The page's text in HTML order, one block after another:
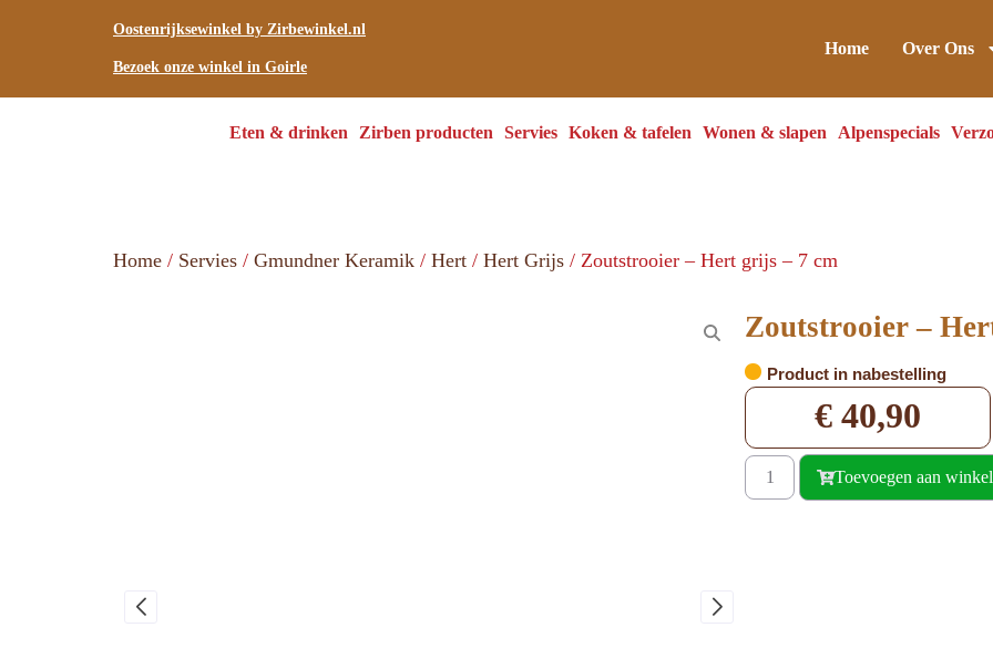
Oostenrijksewinkel by Zirbewinkel.nl
Bezoek onze winkel in Goirle
Home Over Ons
Eten & drinken Zirben producten Servies Koken & tafelen Wonen & slapen Alpenspecials
Home / Servies / Gmundner Keramik / Hert / Hert Grijs / Zoutstrooier – Hert grijs – 7 cm
Zoutstrooier –
Product in nabestelling
€ 40,90
Toevoegen aan